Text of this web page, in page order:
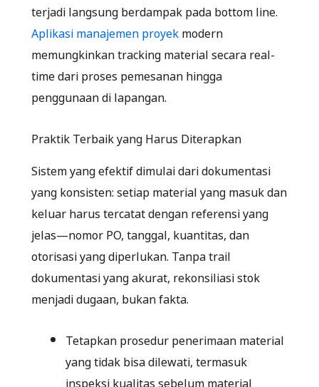
terjadi langsung berdampak pada bottom line.
Aplikasi manajemen proyekmodern
memungkinkan tracking material secara real-
time dari proses pemesanan hingga
penggunaan di lapangan.
Praktik Terbaik yang Harus Diterapkan
Sistem yang efektif dimulai dari dokumentasi
yang konsisten: setiap material yang masuk dan
keluar harus tercatat dengan referensi yang
jelas—nomor PO, tanggal, kuantitas, dan
otorisasi yang diperlukan. Tanpa trail
dokumentasi yang akurat, rekonsiliasi stok
menjadi dugaan, bukan fakta.
Tetapkan prosedur penerimaan material
yang tidak bisa dilewati, termasuk
inspeksi kualitas sebelum material